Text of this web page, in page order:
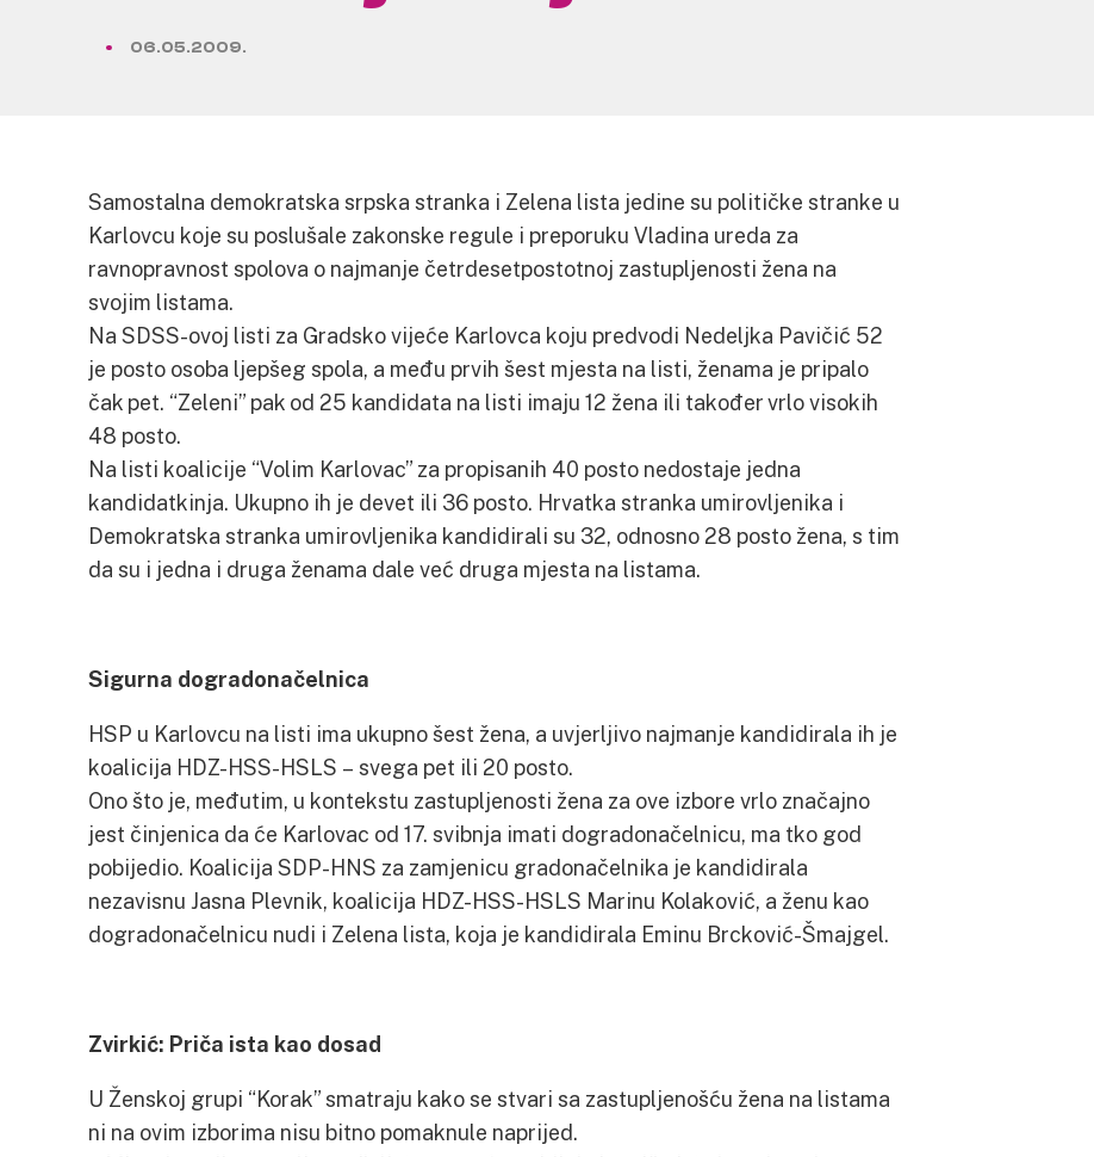
06.05.2009.
Samostalna demokratska srpska stranka i Zelena lista jedine su političke stranke u
Karlovcu koje su poslušale zakonske regule i preporuku Vladina ureda za
ravnopravnost spolova o najmanje četrdesetpostotnoj zastupljenosti žena na
svojim listama.
Na SDSS-ovoj listi za Gradsko vijeće Karlovca koju predvodi Nedeljka Pavičić 52
je posto osoba ljepšeg spola, a među prvih šest mjesta na listi, ženama je pripalo
čak pet. “Zeleni” pak od 25 kandidata na listi imaju 12 žena ili također vrlo visokih
48 posto.
Na listi koalicije “Volim Karlovac” za propisanih 40 posto nedostaje jedna
kandidatkinja. Ukupno ih je devet ili 36 posto. Hrvatka stranka umirovljenika i
Demokratska stranka umirovljenika kandidirali su 32, odnosno 28 posto žena, s tim
da su i jedna i druga ženama dale već druga mjesta na listama.
Sigurna dogradonačelnica
HSP u Karlovcu na listi ima ukupno šest žena, a uvjerljivo najmanje kandidirala ih je
koalicija HDZ-HSS-HSLS – svega pet ili 20 posto.
Ono što je, međutim, u kontekstu zastupljenosti žena za ove izbore vrlo značajno
jest činjenica da će Karlovac od 17. svibnja imati dogradonačelnicu, ma tko god
pobijedio. Koalicija SDP-HNS za zamjenicu gradonačelnika je kandidirala
nezavisnu Jasna Plevnik, koalicija HDZ-HSS-HSLS Marinu Kolaković, a ženu kao
dogradonačelnicu nudi i Zelena lista, koja je kandidirala Eminu Brcković-Šmajgel.
Zvirkić: Priča ista kao dosad
U Ženskoj grupi “Korak” smatraju kako se stvari sa zastupljenošću žena na listama
ni na ovim izborima nisu bitno pomaknule naprijed.